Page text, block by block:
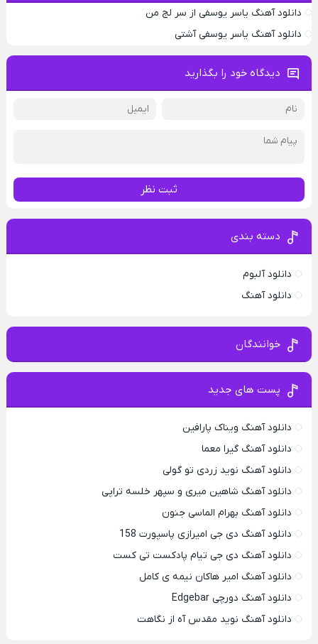
دانلود آهنگ یاسر یوسفی از سر لج من
دانلود آهنگ یاسر یوسفی آشتی
دیدگاه خود را بگذارید
ثبت نظر
دسته بندی
دانلود آلبوم
دانلود آهنگ
خوانندگان
پست های جدید
دانلود آهنگ ویناک پارافین
دانلود آهنگ گیرا معما
دانلود آهنگ نوید زردی تو گولی
دانلود آهنگ شاهین میری و سپهر خلسه تراپی
دانلود آهنگ بهرام الماسی جنون
دانلود آهنگ دی جی امیرازی پاسپورت 158
دانلود آهنگ دی جی تیام پادکست تی کست
دانلود آهنگ امیر هاکان نیمه ی کامل
دانلود آهنگ دورچی Edgebar
دانلود آهنگ نوید مقدس آه از نگاهت